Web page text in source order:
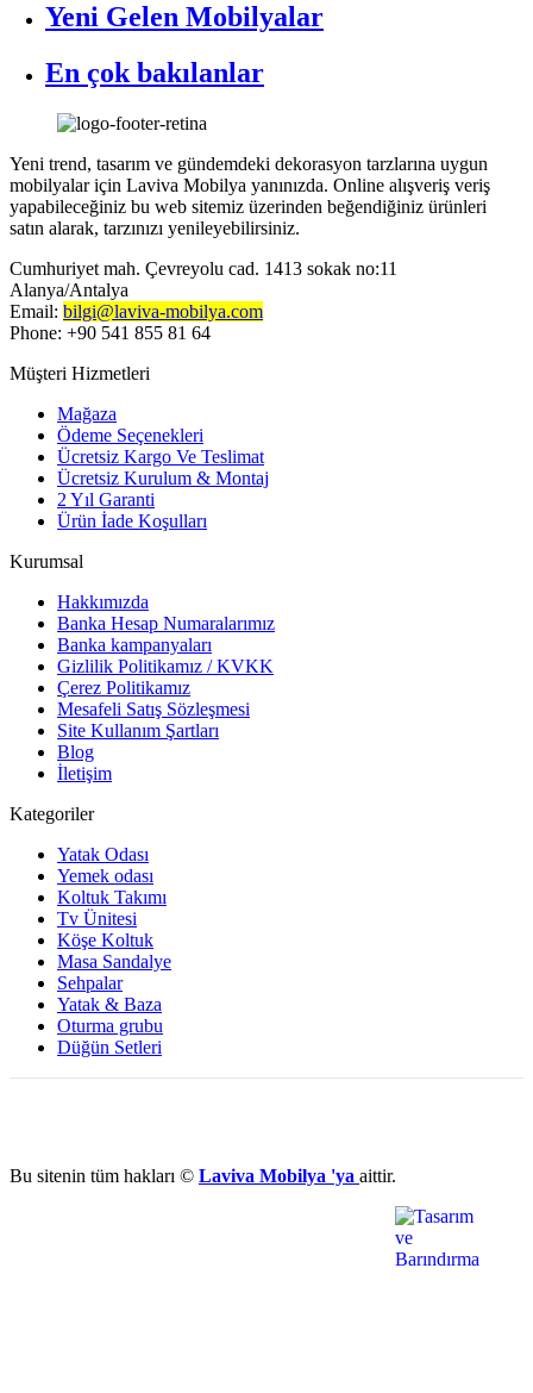
Yeni Gelen Mobilyalar
En çok bakılanlar
Yeni trend, tasarım ve gündemdeki dekorasyon tarzlarına uygun
mobilyalar için Laviva Mobilya yanınızda. Online alışveriş veriş
yapabileceğiniz bu web sitemiz üzerinden beğendiğiniz ürünleri
satın alarak, tarzınızı yenileyebilirsiniz.
Cumhuriyet mah. Çevreyolu cad. 1413 sokak no:11
Alanya/Antalya
Email: bilgi@laviva-mobilya.com
Phone: +90 541 855 81 64
Müşteri Hizmetleri
Mağaza
Ödeme Seçenekleri
Ücretsiz Kargo Ve Teslimat
Ücretsiz Kurulum & Montaj
2 Yıl Garanti
Ürün İade Koşulları
Kurumsal
Hakkımızda
Banka Hesap Numaralarımız
Banka kampanyaları
Gizlilik Politikamız / KVKK
Çerez Politikamız
Mesafeli Satış Sözleşmesi
Site Kullanım Şartları
Blog
İletişim
Kategoriler
Yatak Odası
Yemek odası
Koltuk Takımı
Tv Ünitesi
Köşe Koltuk
Masa Sandalye
Sehpalar
Yatak & Baza
Oturma grubu
Düğün Setleri
Bu sitenin tüm hakları © Laviva Mobilya 'ya aittir.